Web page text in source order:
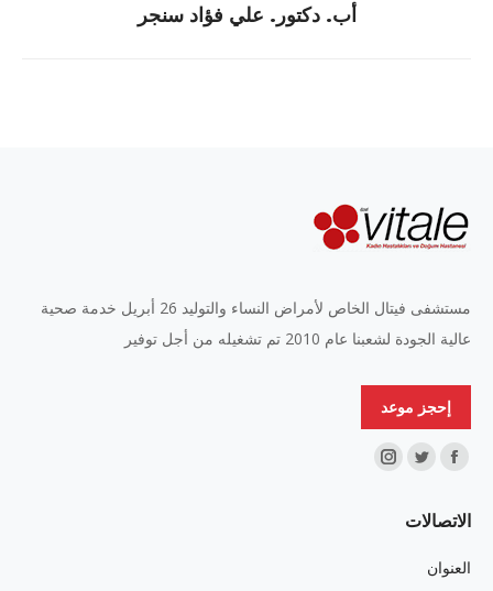
Previous
أب. دكتور. علي فؤاد سنجر
مستشفى فيتال الخاص لأمراض النساء والتوليد 26 أبريل خدمة صحية
عالية الجودة لشعبنا عام 2010 تم تشغيله من أجل توفير
إحجز موعد
Find us on:
Facebook
opens
new
Twitter
opens
Instagram
الاتصالات
العنوان